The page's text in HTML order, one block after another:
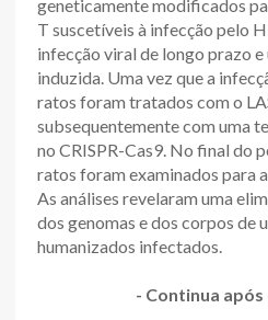
geneticamente modificados
T suscetíveis à infecção pelo
infecção viral de longo prazo
induzida. Uma vez que a
ratos foram tratados com o
subsequentemente com uma
no CRISPR-Cas9. No final do
ratos foram examinados para
As análises revelaram uma
dos genomas e dos corpos de
humanizados infectados.
- Continua após